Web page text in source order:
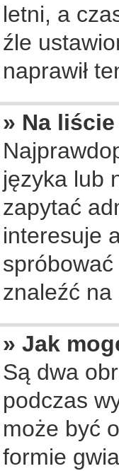
letni, a
źle
naprawił
» Na
języka lub
zapytać
interesuje
znaleźć
» Jak
Są dwa
podczas
może być
formie